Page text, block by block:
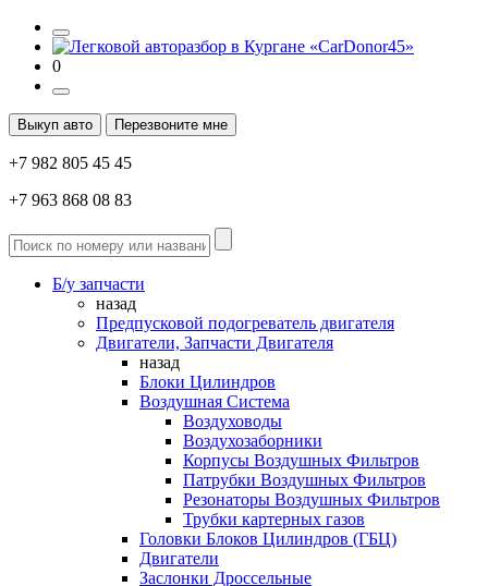
0
Выкуп авто Перезвоните мне
+7 982 805 45 45
+7 963 868 08 83
Б/у запчасти
назад
Предпусковой подогреватель двигателя
Двигатели, Запчасти Двигателя
назад
Блоки Цилиндров
Воздушная Система
Воздуховоды
Воздухозаборники
Корпусы Воздушных Фильтров
Патрубки Воздушных Фильтров
Резонаторы Воздушных Фильтров
Трубки картерных газов
Головки Блоков Цилиндров (ГБЦ)
Двигатели
Заслонки Дроссельные